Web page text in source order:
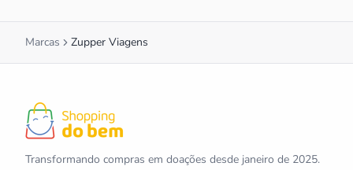
Marcas Zupper Viagens
Transformando compras em doações desde janeiro de 2025.